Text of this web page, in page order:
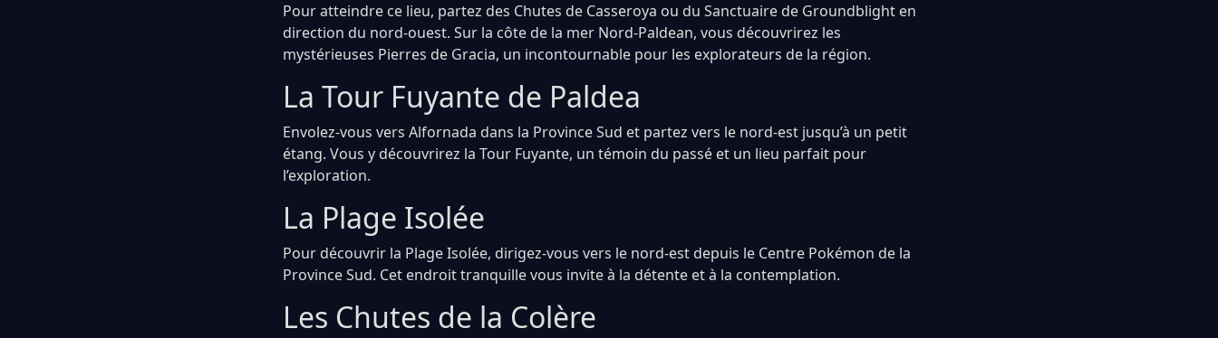
Pour atteindre ce lieu, partez des Chutes de Casseroya ou du Sanctuaire de Groundblight en
direction du nord-ouest. Sur la côte de la mer Nord-Paldean, vous découvrirez les
mystérieuses Pierres de Gracia, un incontournable pour les explorateurs de la région.
La Tour Fuyante de Paldea
Envolez-vous vers Alfornada dans la Province Sud et partez vers le nord-est jusqu’à un petit
étang. Vous y découvrirez la Tour Fuyante, un témoin du passé et un lieu parfait pour
l’exploration.
La Plage Isolée
Pour découvrir la Plage Isolée, dirigez-vous vers le nord-est depuis le Centre Pokémon de la
Province Sud. Cet endroit tranquille vous invite à la détente et à la contemplation.
Les Chutes de la Colère